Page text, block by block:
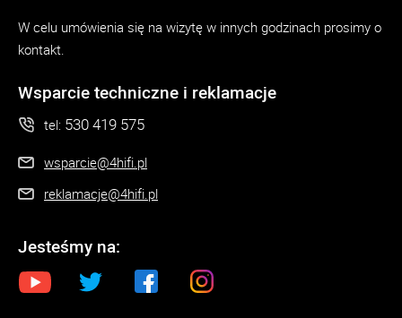
W celu umówienia się na wizytę w innych godzinach prosimy o
kontakt.
Wsparcie techniczne i reklamacje
tel: 530 419 575
wsparcie@4hifi.pl
reklamacje@4hifi.pl
Jesteśmy na: